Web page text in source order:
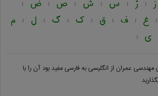
ز | ژ | س | ش | ص | ض |
| غ | ف | ق | ک | گ | ل | م
ی |
مهندسی عمران از انگلیسی به فارسیمفید بود آن را با